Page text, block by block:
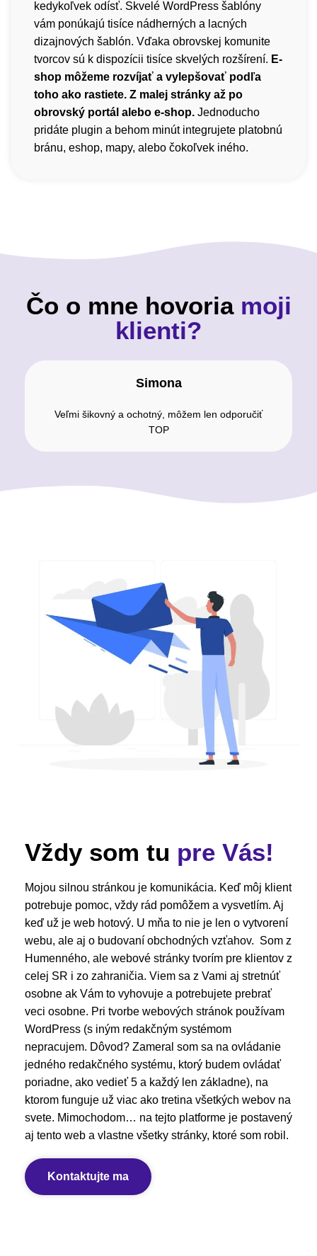
kedykoľvek odísť. Skvelé WordPress šablóny
vám ponúkajú tisíce nádherných a lacných
dizajnových šablón. Vďaka obrovskej komunite
tvorcov sú k dispozícii tisíce skvelých rozšírení. E-
shop môžeme rozvíjať a vylepšovať podľa
toho ako rastiete. Z malej stránky až po
obrovský portál alebo e-shop. Jednoducho
pridáte plugin a behom minút integrujete platobnú
bránu, eshop, mapy, alebo čokoľvek iného.
Čo o mne hovoriamoji
klienti?
Simona
Veľmi šikovný a ochotný, môžem len odporučiť
TOP
Vždy som tu pre Vás!
Mojou silnou stránkou je komunikácia. Keď môj klient
potrebuje pomoc, vždy rád pomôžem a vysvetlím. Aj
keď už je web hotový. U mňa to nie je len o vytvorení
webu, ale aj o budovaní obchodných vzťahov. Som z
Humenného, ale webové stránky tvorím pre klientov z
celej SR i zo zahraničia. Viem sa z Vami aj stretnúť
osobne ak Vám to vyhovuje a potrebujete prebrať
veci osobne. Pri tvorbe webových stránok používam
WordPress (s iným redakčným systémom
nepracujem. Dôvod? Zameral som sa na ovládanie
jedného redakčného systému, ktorý budem ovládať
poriadne, ako vedieť 5 a každý len základne), na
ktorom funguje už viac ako tretina všetkých webov na
svete. Mimochodom… na tejto platforme je postavený
aj tento web a vlastne všetky stránky, ktoré som robil.
Kontaktujte ma